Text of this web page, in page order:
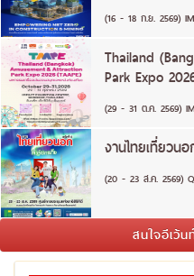
(16 - 18 ก.ย. 2569)
Thailand
Park Expo
(29 - 31 ต.ค. 2569)
งานไทยเที่ยวน
(20 - 23 ส.ค. 2569)
สนใจอีเว้